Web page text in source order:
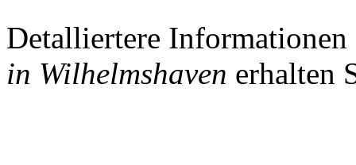
Detalliertere
in Wilhelmshaven erhalten